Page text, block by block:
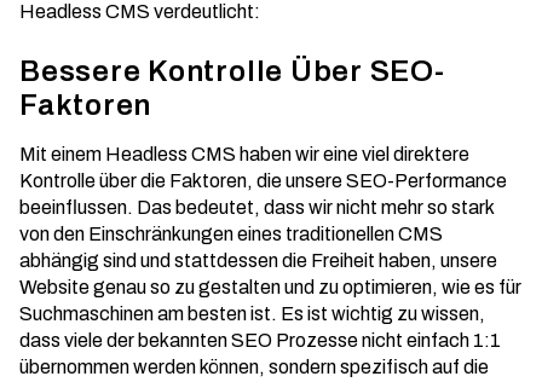
Headless CMS verdeutlicht:
Bessere Kontrolle Über SEO-
Faktoren
Mit einem Headless CMS haben wir eine viel direktere
Kontrolle über die Faktoren, die unsere SEO-Performance
beeinflussen. Das bedeutet, dass wir nicht mehr so stark
von den Einschränkungen eines traditionellen CMS
abhängig sind und stattdessen die Freiheit haben, unsere
Website genau so zu gestalten und zu optimieren, wie es für
Suchmaschinen am besten ist. Es ist wichtig zu wissen,
dass viele der bekannten SEO Prozesse nicht einfach 1:1
übernommen werden können, sondern spezifisch auf die